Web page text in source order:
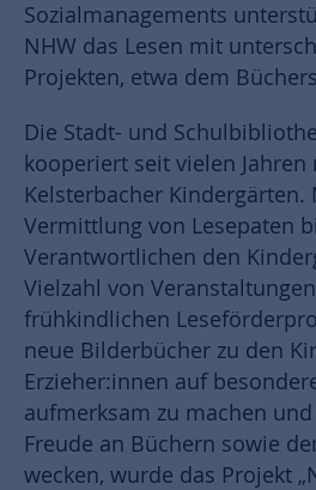
Sozialmanagements
NHW das Lesen mit
Projekten, etwa dem
Die Stadt- und
kooperiert seit vielen Jahren
Kelsterbacher Kindergärten.
Vermittlung von Lesepaten
Verantwortlichen den
Vielzahl von
frühkindlichen
neue Bilderbücher zu den
Erzieher:innen auf
aufmerksam zu machen
Freude an Büchern sowie
wecken, wurde das Projekt